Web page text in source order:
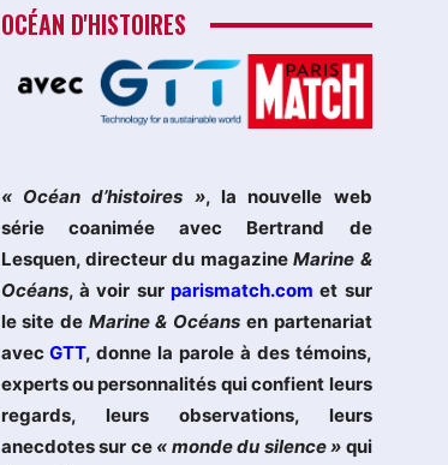
OCÉAN D'HISTOIRES
« Océan d’histoires », la nouvelle web
série coanimée avec Bertrand de
Lesquen, directeur du magazineMarine &
Océans, à voir sur parismatch.com et sur
le site de Marine & Océans en partenariat
avecGTT, donne la parole à des témoins,
experts ou personnalités qui confient leurs
regards, leurs observations, leurs
anecdotes sur ce « monde du silence » qui